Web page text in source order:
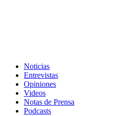
Noticias
Entrevistas
Opiniones
Videos
Notas de Prensa
Podcasts